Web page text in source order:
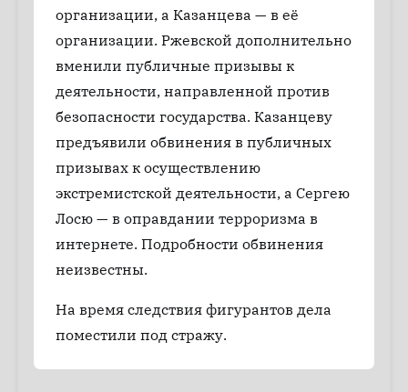
организации, а Казанцева — в её
организации. Ржевской дополнительно
вменили публичные призывы к
деятельности, направленной против
безопасности государства. Казанцеву
предъявили обвинения в публичных
призывах к осуществлению
экстремистской деятельности, а Сергею
Лосю — в оправдании терроризма в
интернете. Подробности обвинения
неизвестны.
На время следствия фигурантов дела
поместили под стражу.